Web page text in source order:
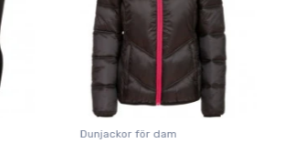
Dunjackor för dam